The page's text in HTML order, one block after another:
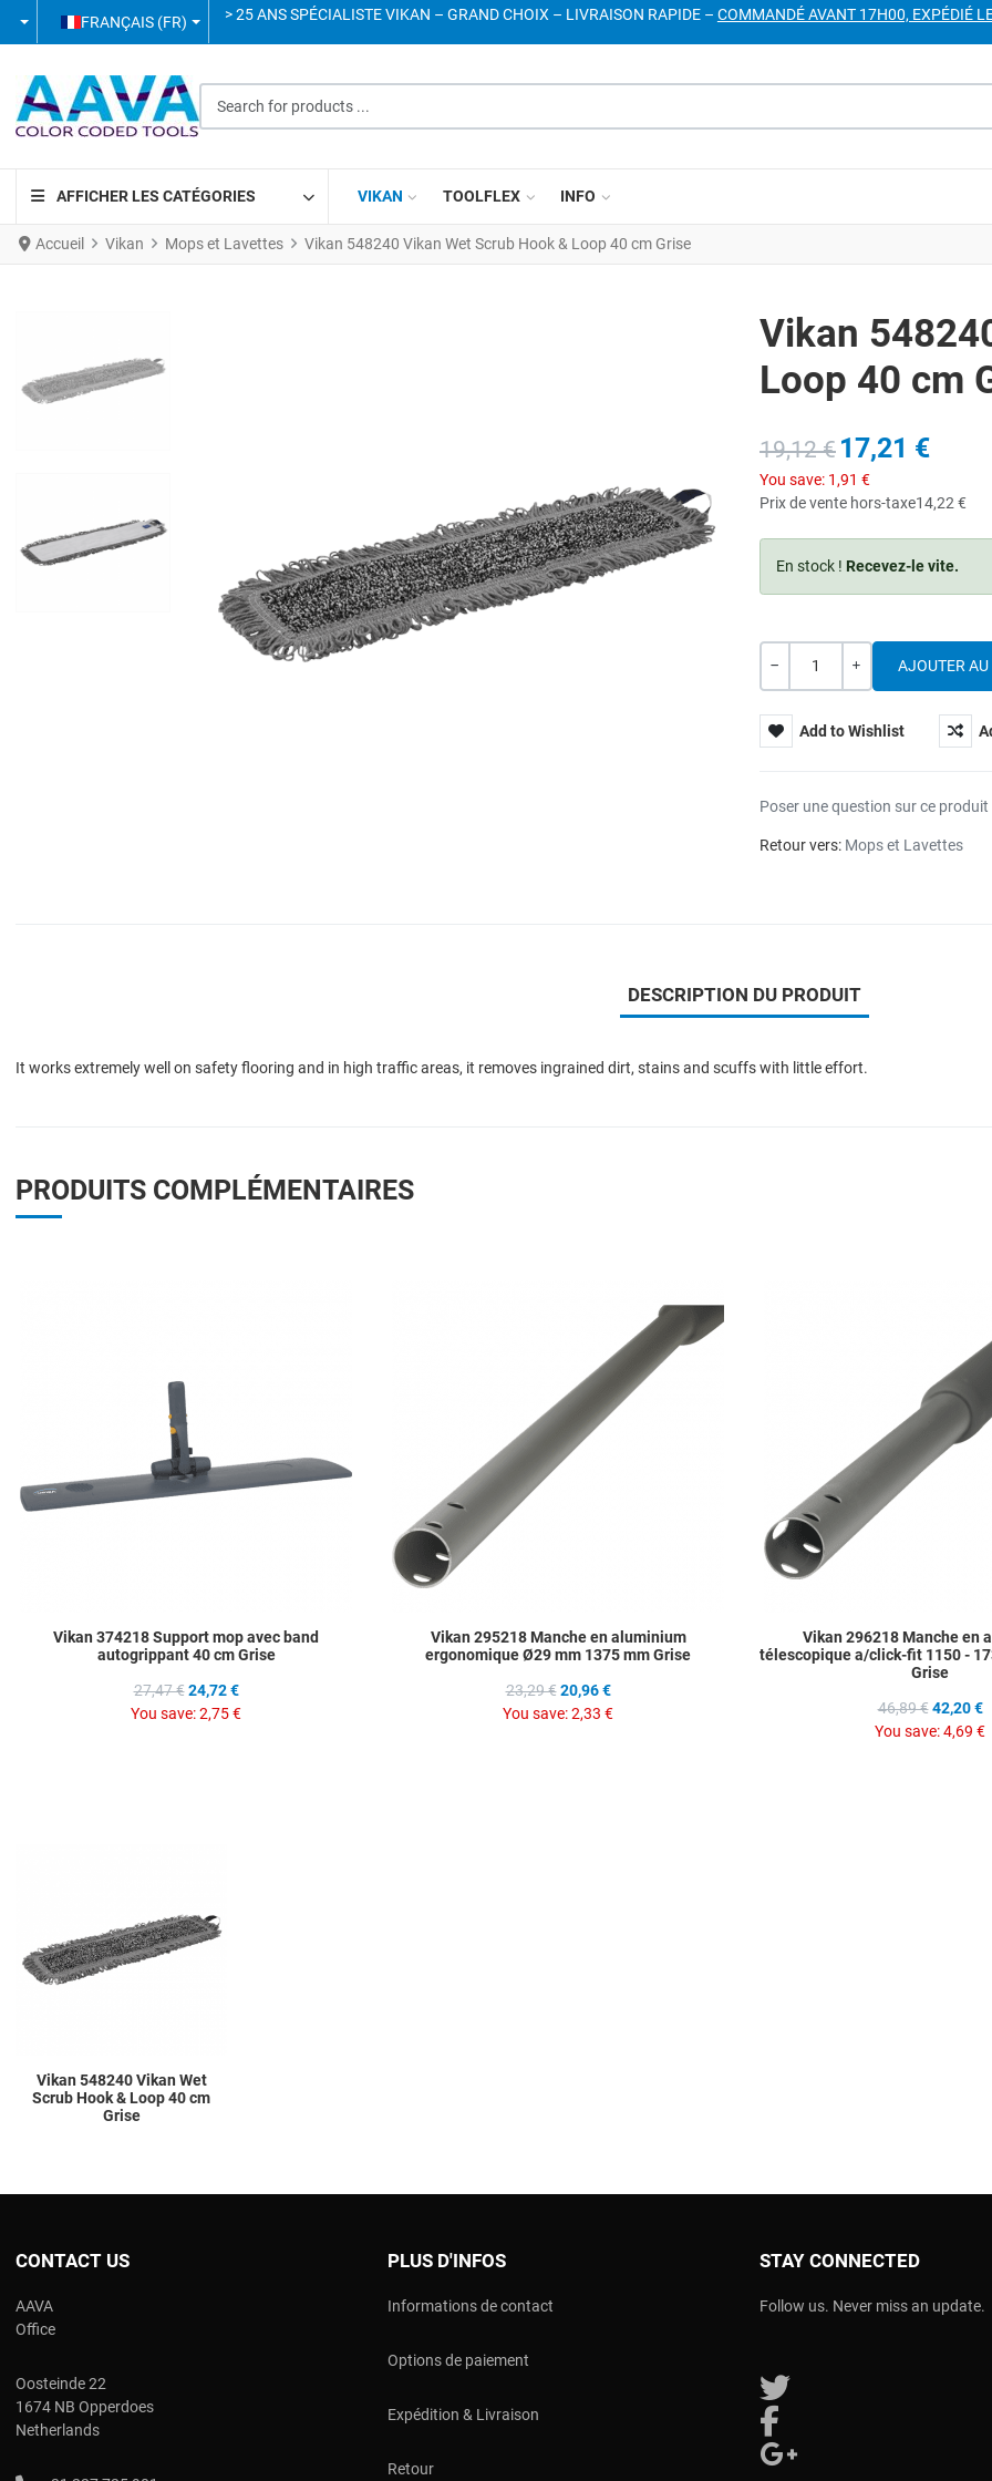
SÉLECTIONNEZ VOTRE LANGUE
FRANÇAIS (FR) > 25 ANS SPÉCIALISTE VIKAN – GRAND CHOIX – LIVRAISON RAPIDE – COMMANDÉ AVANT 17H00, EXPÉDIÉ
AFFICHER LES CATÉGORIES VIKAN TOOLFLEX INFO
Accueil Vikan Mops et Lavettes Vikan 548240 Vikan Wet Scrub Hook & Loop 40 cm Grise
Vikan
Loop 40 cm
19,12 € 17,21 €
You save: 1,91 €
Prix de vente hors-taxe14,22 €
En stock ! Recevez-le vite.
Quantité
Add to Wishlist
Poser une question sur ce produit
Retour vers: Mops et Lavettes
DESCRIPTION DU PRODUIT
It works extremely well on safety flooring and in high traffic areas, it removes ingrained dirt, stains and scuffs with little effort.
PRODUITS COMPLÉMENTAIRES
Vikan 374218 Support mop avec band
autogrippant 40 cm Grise
27,47 € 24,72 €
You save:2,75 €
Vikan 295218 Manche en aluminium
ergonomique Ø29 mm 1375 mm Grise
23,29 € 20,96 €
You save:2,33 €
Vikan 296218 Manche en
télescopique a/click-fit 1150 -
Grise
46,89 € 42,20 €
You save:4,69 €
Vikan 548240 Vikan Wet
Scrub Hook & Loop 40 cm
Grise
CONTACT US
AAVA
Office
Oosteinde 22
1674 NB Opperdoes
Netherlands
PLUS D'INFOS
Informations de contact
Options de paiement
Expédition & Livraison
Retour
STAY CONNECTED
Follow us. Never miss an update.
Follow us on Twitter